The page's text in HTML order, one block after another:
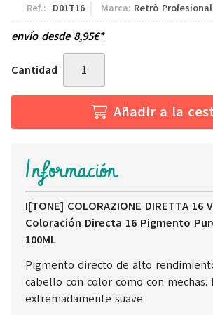
Ref.: D01T16 Marca: Retrò Profesional
envío desde 8,95€*
Cantidad
Añadir a la
Información
I[TONE] COLORAZIONE DIRETTA 16
Coloración Directa 16 Pigmento
100ML
Pigmento directo de alto
cabello con color como con mechas.
extremadamente suave.